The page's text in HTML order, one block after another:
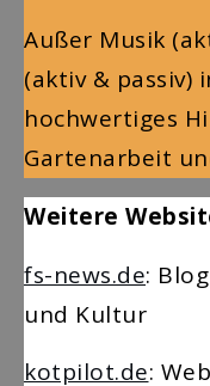
Außer Musik
(aktiv & passiv)
hochwertiges
Gartenarbeit
Weitere
fs-news.de:
und Kultur
kotpilot.de: